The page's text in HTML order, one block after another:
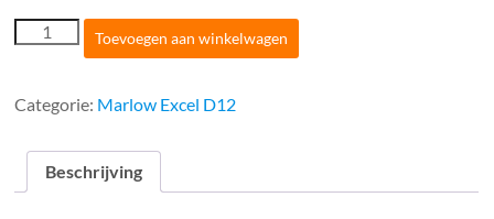
3MM
Marlow
Geel
Toevoegen aan winkelwagen
Categorie: Marlow Excel D12
Beschrijving